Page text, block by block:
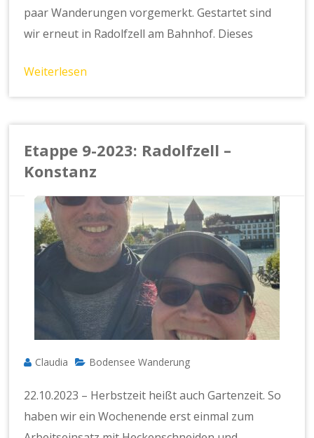
paar Wanderungen vorgemerkt. Gestartet sind
wir erneut in Radolfzell am Bahnhof. Dieses
Weiterlesen
Etappe 9-2023: Radolfzell –
Konstanz
Claudia Bodensee Wanderung
22.10.2023 – Herbstzeit heißt auch Gartenzeit. So
haben wir ein Wochenende erst einmal zum